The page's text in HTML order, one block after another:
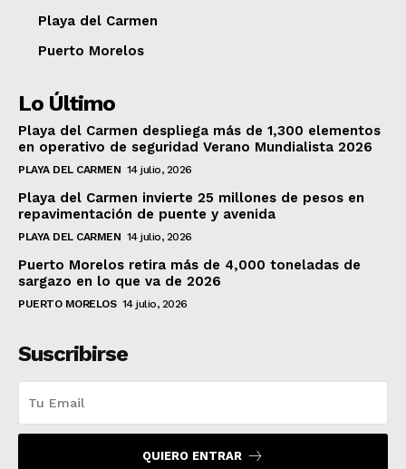
Playa del Carmen
Puerto Morelos
Lo Último
Playa del Carmen despliega más de 1,300 elementos
en operativo de seguridad Verano Mundialista 2026
PLAYA DEL CARMEN 14 julio, 2026
Playa del Carmen invierte 25 millones de pesos en
repavimentación de puente y avenida
PLAYA DEL CARMEN 14 julio, 2026
Puerto Morelos retira más de 4,000 toneladas de
sargazo en lo que va de 2026
PUERTO MORELOS 14 julio, 2026
Suscribirse
QUIERO ENTRAR